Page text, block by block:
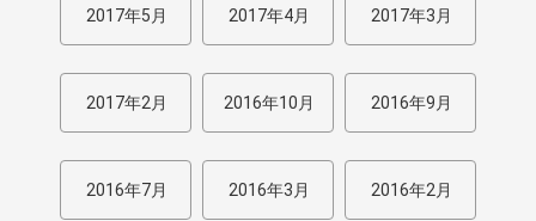
2017年5月 2017年4月 2017年3月
2017年2月 2016年10月 2016年9月
2016年7月 2016年3月 2016年2月